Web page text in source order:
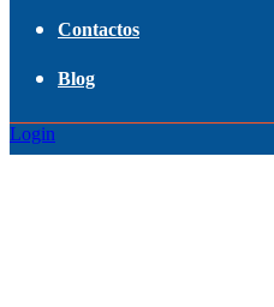
Contactos
Blog
Login